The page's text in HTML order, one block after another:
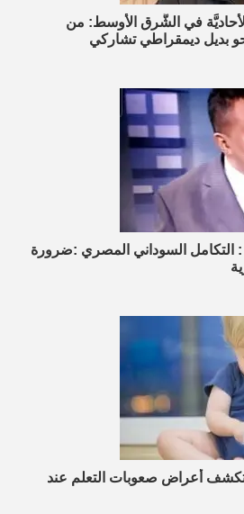
في الشَّرق الأوسط: من
بديل ديمقراطي تشاركي
التكامل السوداني المصري :ضرورة
تكشف أعراض صعوبات التعلم عند